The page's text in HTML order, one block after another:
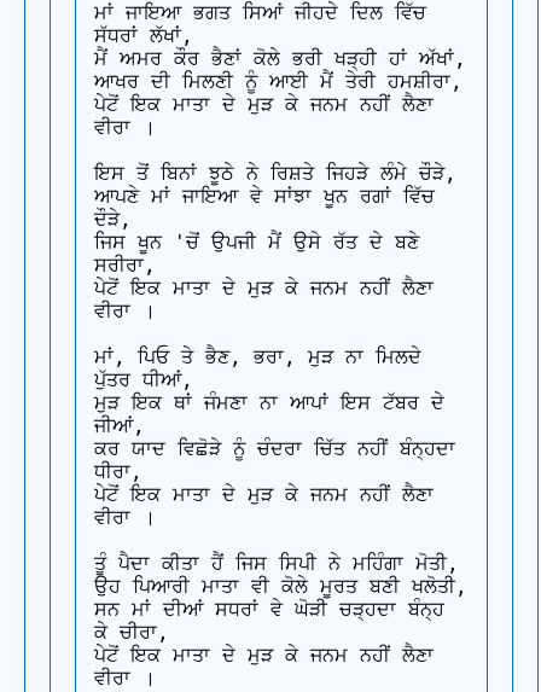
ਮਾਂ ਜਾਇਆ ਭਗਤ ਸਿਆਂ ਜੀਹਦੇ ਦਿਲ ਵਿੱਚ
ਸੱਧਰਾਂ ਲੱਖਾਂ,
ਮੈਂ ਅਮਰ ਕੌਰ ਭੈਣਾਂ ਕੋਲੇ ਭਰੀ ਖੜ੍ਹੀ ਹਾਂ ਅੱਖਾਂ,
ਆਖਰ ਦੀ ਮਿਲਣੀ ਨੂੰ ਆਈ ਮੈਂ ਤੇਰੀ ਹਮਸ਼ੀਰਾ,
ਪੇਟੋਂ ਇਕ ਮਾਤਾ ਦੇ ਮੁੜ ਕੇ ਜਨਮ ਨਹੀਂ ਲੈਣਾ
ਵੀਰਾ ।
ਇਸ ਤੋਂ ਬਿਨਾਂ ਝੂਠੇ ਨੇ ਰਿਸ਼ਤੇ ਜਿਹੜੇ ਲੰਮੇ ਚੌੜੇ,
ਆਪਣੇ ਮਾਂ ਜਾਇਆ ਵੇ ਸਾਂਝਾ ਖੂਨ ਰਗਾਂ ਵਿੱਚ
ਦੌੜੇ,
ਜਿਸ ਖੂਨ 'ਚੋਂ ਉਪਜੀ ਮੈਂ ਉਸੇ ਰੱਤ ਦੇ ਬਣੇ
ਸਰੀਰਾ,
ਪੇਟੋਂ ਇਕ ਮਾਤਾ ਦੇ ਮੁੜ ਕੇ ਜਨਮ ਨਹੀਂ ਲੈਣਾ
ਵੀਰਾ ।
ਮਾਂ, ਪਿਓ ਤੇ ਭੈਣ, ਭਰਾ, ਮੁੜ ਨਾ ਮਿਲਦੇ
ਪੁੱਤਰ ਧੀਆਂ,
ਮੁੜ ਇਕ ਥਾਂ ਜੰਮਣਾ ਨਾ ਆਪਾਂ ਇਸ ਟੱਬਰ ਦੇ
ਜੀਆਂ,
ਕਰ ਯਾਦ ਵਿਛੋੜੇ ਨੂੰ ਚੰਦਰਾ ਚਿੱਤ ਨਹੀਂ ਬੰਨ੍ਹਦਾ
ਧੀਰਾ,
ਪੇਟੋਂ ਇਕ ਮਾਤਾ ਦੇ ਮੁੜ ਕੇ ਜਨਮ ਨਹੀਂ ਲੈਣਾ
ਵੀਰਾ ।
ਤੂੰ ਪੈਦਾ ਕੀਤਾ ਹੈਂ ਜਿਸ ਸਿਪੀ ਨੇ ਮਹਿੰਗਾ ਮੋਤੀ,
ਉਹ ਪਿਆਰੀ ਮਾਤਾ ਵੀ ਕੋਲੇ ਮੂਰਤ ਬਣੀ ਖਲੋਤੀ,
ਸਨ ਮਾਂ ਦੀਆਂ ਸਧਰਾਂ ਵੇ ਘੋੜੀ ਚੜ੍ਹਦਾ ਬੰਨ੍ਹ
ਕੇ ਚੀਰਾ,
ਪੇਟੋਂ ਇਕ ਮਾਤਾ ਦੇ ਮੁੜ ਕੇ ਜਨਮ ਨਹੀਂ ਲੈਣਾ
ਵੀਰਾ ।